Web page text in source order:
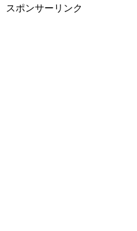
スポンサーリンク